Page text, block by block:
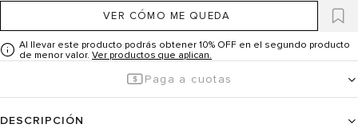
VER CÓMO ME QUEDA
Al llevar este producto podrás obtener 10% OFF en el segundo producto
de menor valor. Ver productos que aplican.
Paga a cuotas
DESCRIPCIÓN